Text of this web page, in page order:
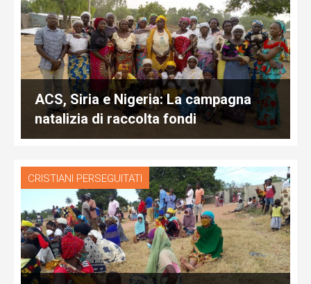
ACS, Siria e Nigeria: La campagna
natalizia di raccolta fondi
CRISTIANI PERSEGUITATI